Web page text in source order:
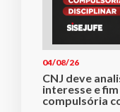
04/08/26
CNJ deve
interesse e
compulsória